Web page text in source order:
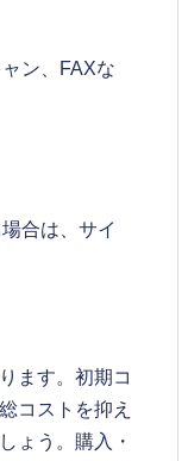
ン、FAXな
合は、サイ
ます。初期コ
コストを抑え
ょう。購入・